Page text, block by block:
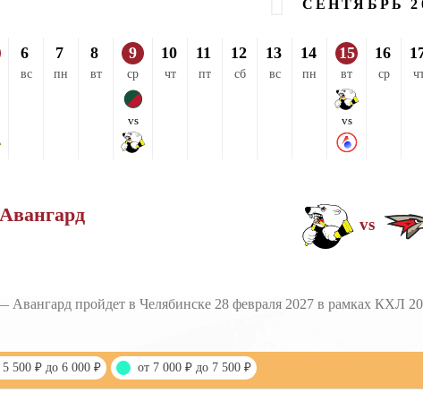
СЕНТЯБРЬ
6
вс
7
пн
8
вт
9
ср
vs
10
чт
11
пт
12
сб
13
вс
14
пн
15
вт
vs
16
ср
Авангард vs
пройдет в Челябинске 28 февраля 2027 в рамках КХЛ
5 500 ₽ до 6 000 ₽ от 7 000 ₽ до 7 500 ₽